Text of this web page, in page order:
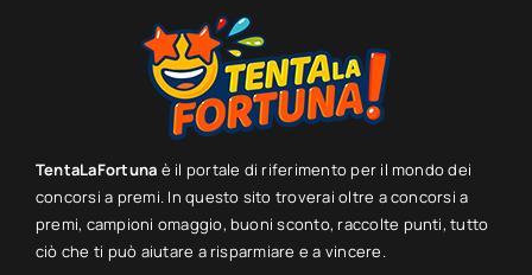
TentaLaFortuna è il portale di riferimento per il mondo dei
concorsi a premi. In questo sito troverai oltre a concorsi a
premi, campioni omaggio, buoni sconto, raccolte punti, tutto
ciò che ti può aiutare a risparmiare e a vincere.